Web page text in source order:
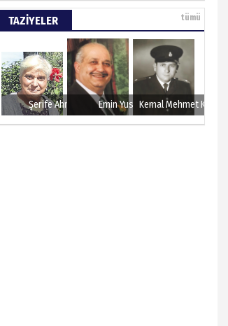
Türkiye tarımla para
kazanır..
60. Yılında 27 Mayıs 1960
SUAY KARAMAN
TAZİYELER tümü
Şerife Ahmet Emin YusufKemal Mehmet Kanmaz